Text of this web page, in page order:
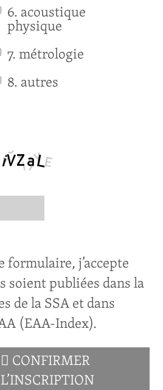
6. acoustique
physique
7. métrologie
8. autres
formulaire, j’accepte
soient publiées dans la
de la SSA et dans
(EAA-Index).
CONFIRMER
L’INSCRIPTION